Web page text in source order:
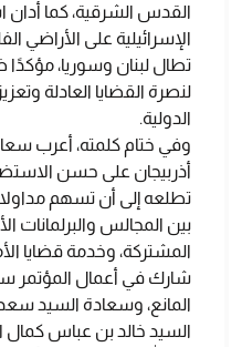
القدس الشرقية، كما أدان
الإسرائيلية على الأراضي
تطال لبنان وسوريا، مؤكدًا
لنصرة القضايا العادلة
الدولية.
وفي ختام كلمته، أعرب
أذربيجان على حسن
تطلعه إلى أن تسهم
بين المجالس والبرلمانات
المشتركة، وخدمة قضايا
شارك في أعمال المؤتمر
المانع، وسعادة السيد
السيد خالد بن عباس كمال